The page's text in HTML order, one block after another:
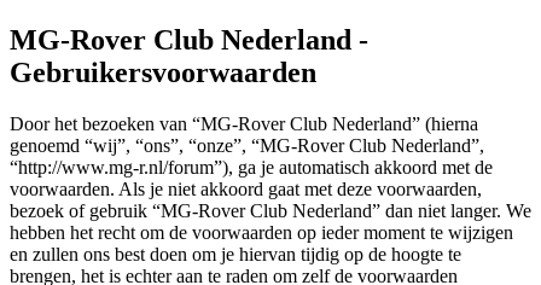
MG-Rover Club Nederland -
Gebruikersvoorwaarden
Door het bezoeken van “MG-Rover Club Nederland” (hierna
genoemd “wij”, “ons”, “onze”, “MG-Rover Club Nederland”,
“http://www.mg-r.nl/forum”), ga je automatisch akkoord met de
voorwaarden. Als je niet akkoord gaat met deze voorwaarden,
bezoek of gebruik “MG-Rover Club Nederland” dan niet langer. We
hebben het recht om de voorwaarden op ieder moment te wijzigen
en zullen ons best doen om je hiervan tijdig op de hoogte te
brengen, het is echter aan te raden om zelf de voorwaarden